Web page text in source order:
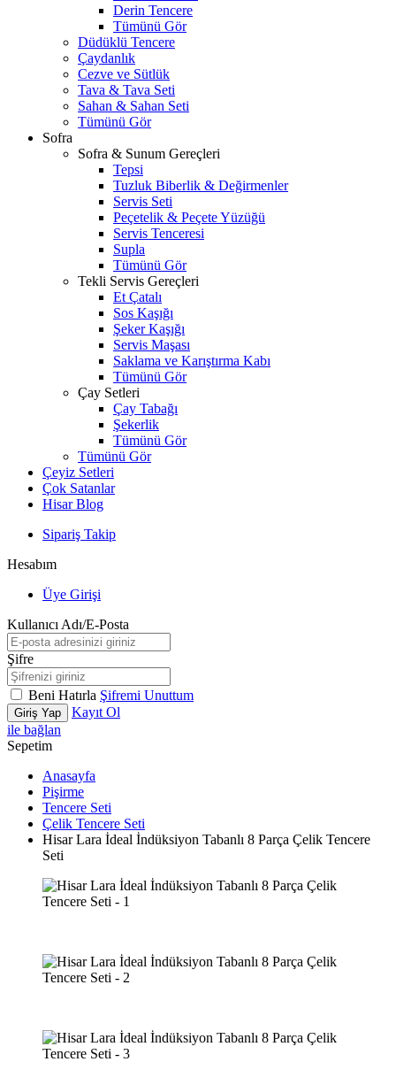
Derin Tencere
Tümünü Gör
Düdüklü Tencere
Çaydanlık
Cezve ve Sütlük
Tava & Tava Seti
Sahan & Sahan Seti
Tümünü Gör
Sofra
Sofra & Sunum Gereçleri
Tepsi
Tuzluk Biberlik & Değirmenler
Servis Seti
Peçetelik & Peçete Yüzüğü
Servis Tenceresi
Supla
Tümünü Gör
Tekli Servis Gereçleri
Et Çatalı
Sos Kaşığı
Şeker Kaşığı
Servis Maşası
Saklama ve Karıştırma Kabı
Tümünü Gör
Çay Setleri
Çay Tabağı
Şekerlik
Tümünü Gör
Tümünü Gör
Çeyiz Setleri
Çok Satanlar
Hisar Blog
Sipariş Takip
Hesabım
Üye Girişi
Kullanıcı Adı/E-Posta
Şifre
Beni Hatırla Şifremi Unuttum
Giriş Yap
Kayıt Ol
ile bağlan
Sepetim
Anasayfa
Pişirme
Tencere Seti
Çelik Tencere Seti
Hisar Lara İdeal İndüksiyon Tabanlı 8 Parça Çelik Tencere
Seti